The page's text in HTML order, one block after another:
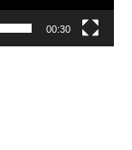
00:30